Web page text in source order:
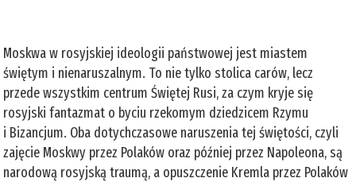
Moskwa w rosyjskiej ideologii państwowej jest miastem
świętym i nienaruszalnym. To nie tylko stolica carów, lecz
przede wszystkim centrum Świętej Rusi, za czym kryje się
rosyjski fantazmat o byciu rzekomym dziedzicem Rzymu
i Bizancjum. Oba dotychczasowe naruszenia tej świętości, czyli
zajęcie Moskwy przez Polaków oraz później przez Napoleona, są
narodową rosyjską traumą, a opuszczenie Kremla przez Polaków